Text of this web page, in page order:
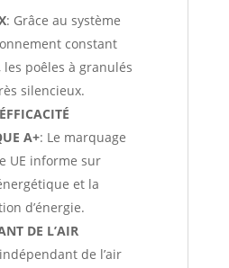
: Grâce au système
constant
les poêles à granulés
silencieux.
A+: Le marquage
UE informe sur
et la
d’énergie.
DE L’AIR
de l’air